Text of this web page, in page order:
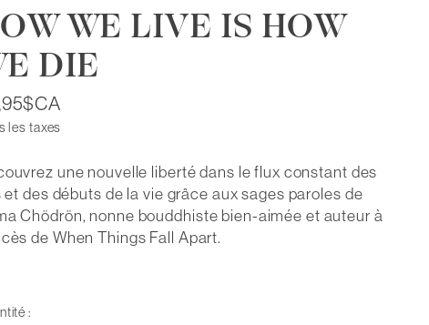
WE LIVE IS HOW
DIE
les taxes
une nouvelle liberté dans le flux constant des
et des débuts de la vie grâce aux sages paroles de
Chödrön, nonne bouddhiste bien-aimée et auteur à
de When Things Fall Apart.
: